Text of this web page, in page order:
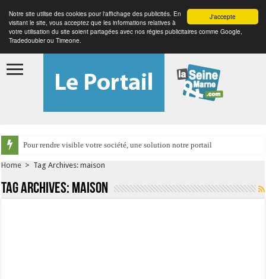
J'accepte
Notre site utilise des cookies pour l'affichage des publicités. En
visitant le site, vous acceptez que les informations relatives à
votre utilisation du site soient partagées avec nos régies publicitaires comme Google,
Tradedoubler ou Timeone.
Pour rendre visible votre société, une solution notre portail
Home > Tag Archives: maison
Tag Archives: maison